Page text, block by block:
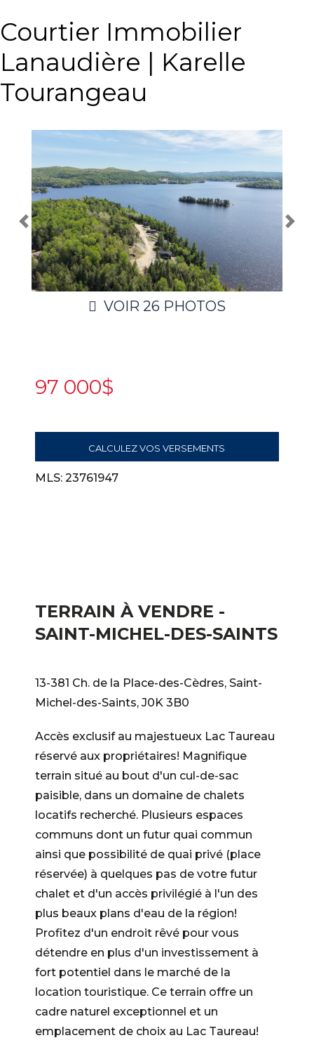
Courtier Immobilier
Lanaudière | Karelle
Tourangeau
VOIR 26 PHOTOS
97 000$
CALCULEZ VOS VERSEMENTS
MLS: 23761947
TERRAIN À VENDRE -
SAINT-MICHEL-DES-SAINTS
13-381 Ch. de la Place-des-Cèdres, Saint-
Michel-des-Saints, J0K 3B0
Accès exclusif au majestueux Lac Taureau
réservé aux propriétaires! Magnifique
terrain situé au bout d'un cul-de-sac
paisible, dans un domaine de chalets
locatifs recherché. Plusieurs espaces
communs dont un futur quai commun
ainsi que possibilité de quai privé (place
réservée) à quelques pas de votre futur
chalet et d'un accès privilégié à l'un des
plus beaux plans d'eau de la région!
Profitez d'un endroit rêvé pour vous
détendre en plus d'un investissement à
fort potentiel dans le marché de la
location touristique. Ce terrain offre un
cadre naturel exceptionnel et un
emplacement de choix au Lac Taureau!